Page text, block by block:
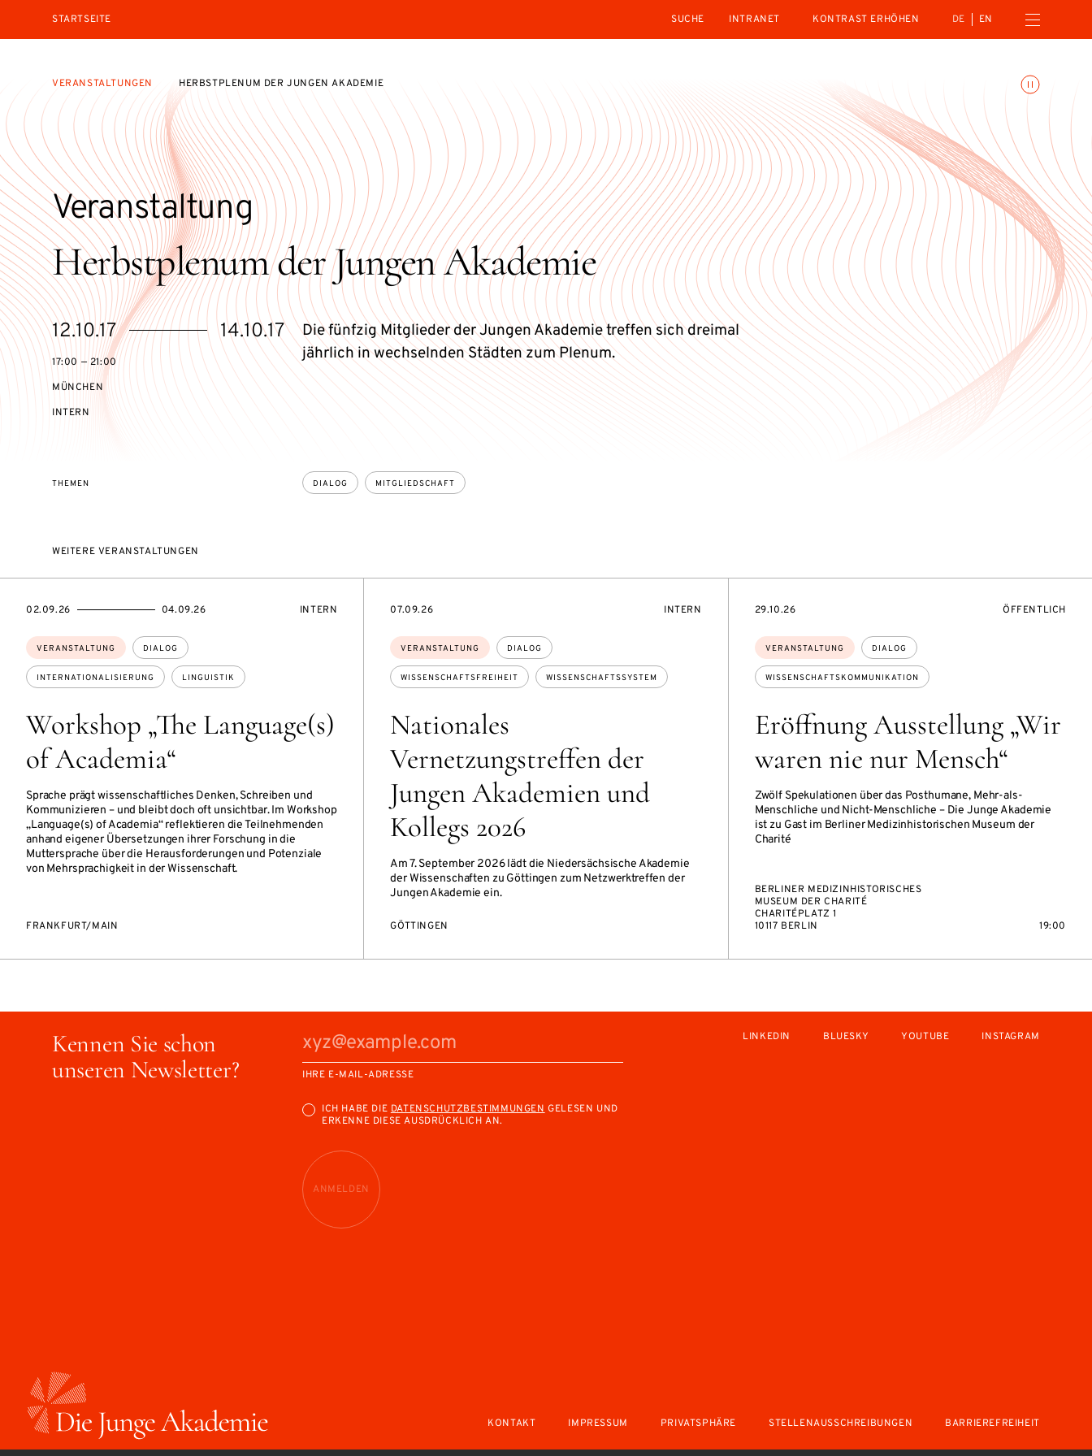
STARTSEITE
INTRANET
KONTRAST ERHÖHEN DE EN Menü öffnen
Animationen umschalten
VERANSTALTUNGEN HERBSTPLENUM DER JUNGEN AKADEMIE
Herbstplenum der Jungen Akademie
Veranstaltung
eventBeginsOn
12.10.17
eventEndsOn 14.10.17
17:00 — 21:00
MÜNCHEN
VERANSTALTUNGSZUGANG:
INTERN
Die fünfzig Mitglieder der Jungen Akademie treffen sich dreimal
jährlich in wechselnden Städten zum Plenum.
THEMEN DIALOG MITGLIEDSCHAFT
WEITERE VERANSTALTUNGEN
Workshop „The Language(s)
of Academia“
Sprache prägt wissenschaftliches Denken, Schreiben und
Kommunizieren – und bleibt doch oft unsichtbar. Im Workshop
„Language(s) of Academia“ reflektieren die Teilnehmenden
anhand eigener Übersetzungen ihrer Forschung in die
Muttersprache über die Herausforderungen und Potenziale
von Mehrsprachigkeit in der Wissenschaft.
Themen:
VERANSTALTUNG DIALOG
INTERNATIONALISIERUNG LINGUISTIK
EVENTBEGINSON
02.09.26
EVENTENDSON 04.09.26 VERANSTALTUNGSZUGANG:
INTERN
FRANKFURT/MAIN
Nationales
Vernetzungstreffen der
Jungen Akademien und
Kollegs 2026
Am 7. September 2026 lädt die Niedersächsische Akademie
der Wissenschaften zu Göttingen zum Netzwerktreffen der
Jungen Akademie ein.
Themen:
VERANSTALTUNG DIALOG
WISSENSCHAFTSFREIHEIT WISSENSCHAFTSSYSTEM
EVENTBEGINSON
07.09.26 VERANSTALTUNGSZUGANG:
INTERN
GÖTTINGEN
Eröffnung Ausstellung „Wir
waren nie nur Mensch“
Zwölf Spekulationen über das Posthumane, Mehr-als-
Menschliche und Nicht-Menschliche – Die Junge Akademie
ist zu Gast im Berliner Medizinhistorischen Museum der
Charité
Themen:
VERANSTALTUNG DIALOG
WISSENSCHAFTSKOMMUNIKATION
EVENTBEGINSON
29.10.26 ÖFFENTLICH
BERLINER MEDIZINHISTORISCHES
MUSEUM DER CHARITÉ
CHARITÉPLATZ 1
10117 BERLIN
19:00
Kennen Sie schon
unseren Newsletter?
IHRE E-MAIL-ADRESSE
ICH HABE DIEDATENSCHUTZBESTIMMUNGENGELESEN UND
ERKENNE DIESE AUSDRÜCKLICH AN.
ANMELDEN
LINKEDIN BLUESKY YOUTUBE INSTAGRAM
KONTAKT IMPRESSUM PRIVATSPHÄRE STELLENAUSSCHREIBUNGEN BARRIEREFREIHEIT